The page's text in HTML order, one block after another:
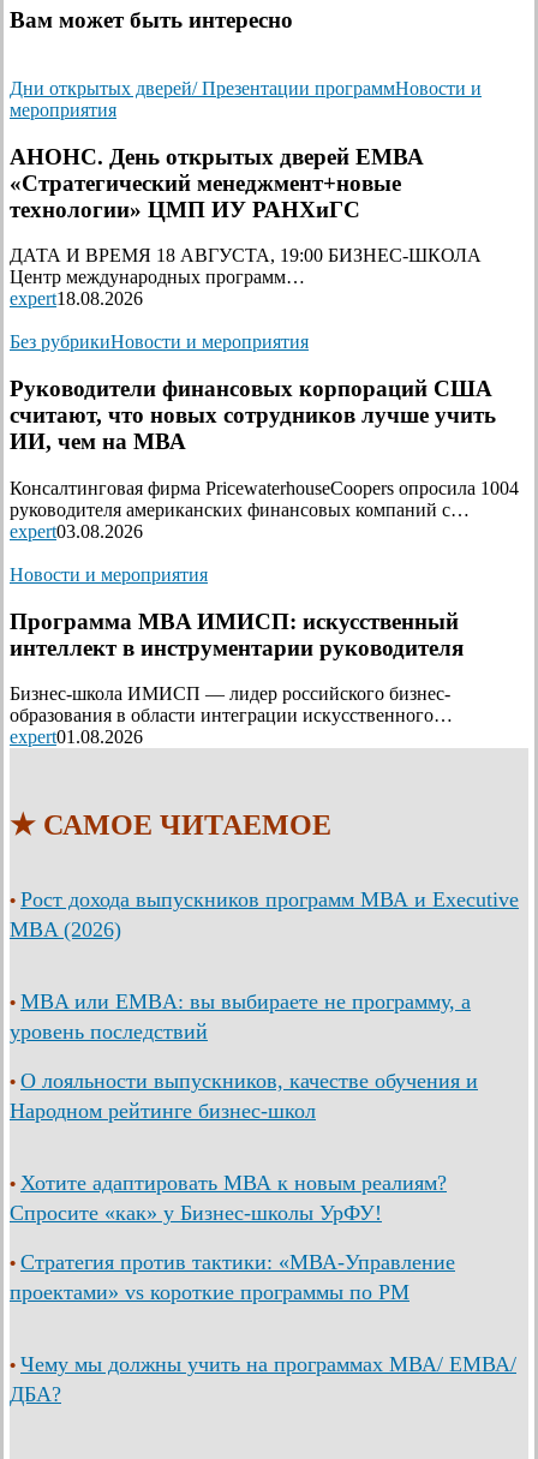
Вам может быть интересно
Дни открытых дверей/ Презентации программНовости и
мероприятия
АНОНС. День открытых дверей ЕМВА
«Стратегический менеджмент+новые
технологии» ЦМП ИУ РАНХиГС
ДАТА И ВРЕМЯ 18 АВГУСТА, 19:00 БИЗНЕС-ШКОЛА
Центр международных программ…
expert18.08.2026
Без рубрикиНовости и мероприятия
Руководители финансовых корпораций США
считают, что новых сотрудников лучше учить
ИИ, чем на МВА
Консалтинговая фирма PricewaterhouseCoopers опросила 1004
руководителя американских финансовых компаний с…
expert03.08.2026
Новости и мероприятия
Программа MBA ИМИСП: искусственный
интеллект в инструментарии руководителя
Бизнес-школа ИМИСП — лидер российского бизнес-
образования в области интеграции искусственного…
expert01.08.2026
★ САМОЕ ЧИТАЕМОЕ
• Рост дохода выпускников программ МВА и Executive
MBA (2026)
• MBA или EMBA: вы выбираете не программу, а
уровень последствий
• О лояльности выпускников, качестве обучения и
Народном рейтинге бизнес-школ
• Хотите адаптировать МВА к новым реалиям?
Спросите «как» у Бизнес-школы УрФУ!
• Стратегия против тактики: «МВА-Управление
проектами» vs короткие программы по PM
• Чему мы должны учить на программах МВА/ ЕМВА/
ДБА?